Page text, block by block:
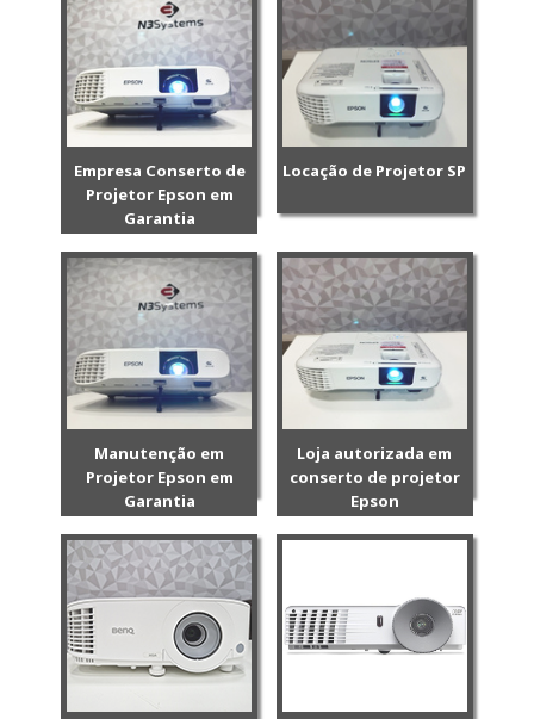
Empresa Conserto de
Projetor Epson em
Garantia
Locação de Projetor SP
Manutenção em
Projetor Epson em
Garantia
Loja autorizada em
conserto de projetor
Epson